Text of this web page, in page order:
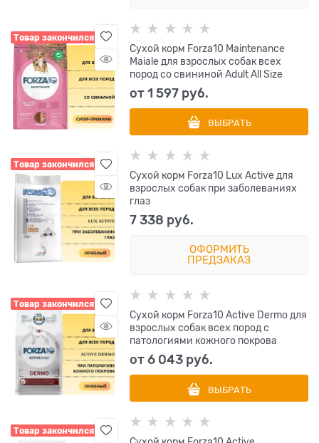
Товар закончился
Сухой корм Forza10 Maintenance
Maiale для взрослых собак всех
пород со свининой Adult All Size
от1 597 руб.
ВЫБРАТЬ
Товар закончился
Сухой корм Forza10 Lux Active для
взрослых собак при заболеваниях
глаз
7 338 руб.
ОФОРМИТЬ
ПРЕДЗАКАЗ
Товар закончился
Сухой корм Forza10 Active Dermo для
взрослых собак всех пород с
патологиями кожного покрова
от6 043 руб.
ВЫБРАТЬ
Товар закончился